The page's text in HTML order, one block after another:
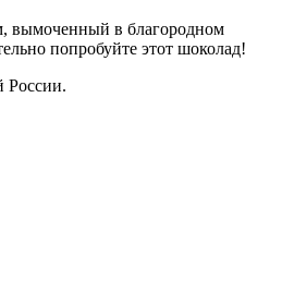
вымоченный в благородном
попробуйте этот шоколад!
России.